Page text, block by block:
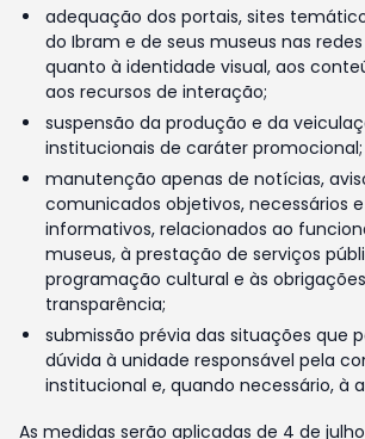
adequação dos portais, sites
do Ibram e de seus museus nas
quanto à identidade visual, aos
aos recursos de interação;
suspensão da produção e da
institucionais de caráter promocional;
manutenção apenas de notícias,
comunicados objetivos, necessários
informativos, relacionados ao
museus, à prestação de serviços
programação cultural e às
transparência;
submissão prévia das situações que
dúvida à unidade responsável pela
institucional e, quando necessário, à
As medidas serão aplicadas de 4 de